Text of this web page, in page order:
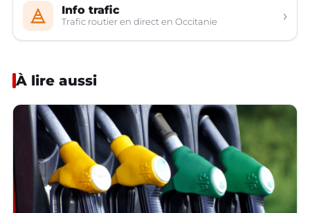
Info trafic
Trafic routier en direct en Occitanie ›
À lire aussi